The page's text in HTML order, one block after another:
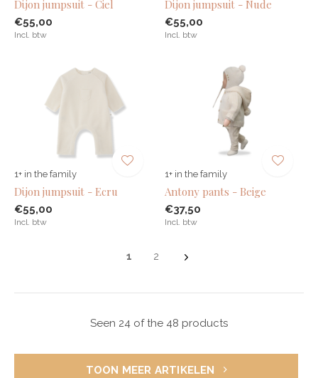
Dijon jumpsuit - Ciel
€55,00
Incl. btw
Dijon jumpsuit - Nude
€55,00
Incl. btw
1+ in the family
Dijon jumpsuit - Ecru
€55,00
Incl. btw
1+ in the family
Antony pants - Beige
€37,50
Incl. btw
1 2
Seen 24 of the 48 products
TOON MEER ARTIKELEN